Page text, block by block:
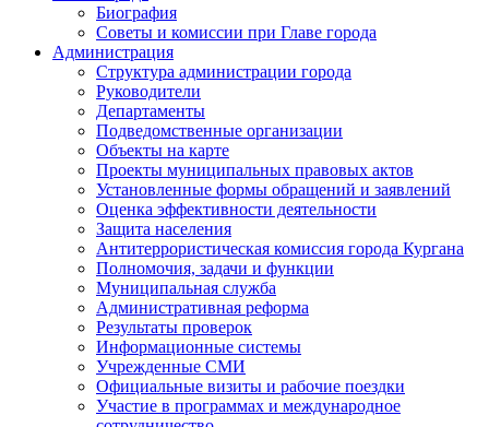
Биография
Советы и комиссии при Главе города
Администрация
Структура администрации города
Руководители
Департаменты
Подведомственные организации
Объекты на карте
Проекты муниципальных правовых актов
Установленные формы обращений и заявлений
Оценка эффективности деятельности
Защита населения
Антитеррористическая комиссия города Кургана
Полномочия, задачи и функции
Муниципальная служба
Административная реформа
Результаты проверок
Информационные системы
Учрежденные СМИ
Официальные визиты и рабочие поездки
Участие в программах и международное